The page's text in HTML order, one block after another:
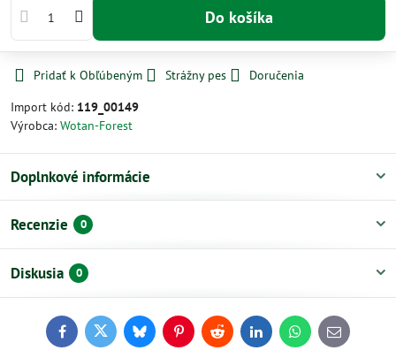
Do košíka
Pridať k Obľúbeným Strážny pes
Doručenia
Import kód: 119_00149
Výrobca: Wotan-Forest
Doplnkové informácie
Recenzie 0
Diskusia 0
FacebookTwitterBlueskyPinterestReddit LinkedInWhatsApp
E-
mail